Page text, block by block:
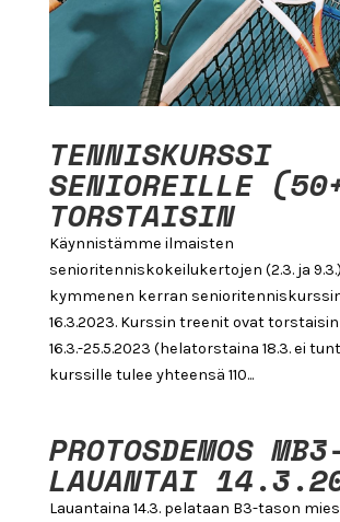
TENNISKURSSI
SENIOREILLE
TORSTAISIN
Käynnistämme ilmaisten
senioritenniskokeilukertojen (2.3. ja
kymmenen kerran
16.3.2023. Kurssin treenit ovat torstaisin
16.3.-25.5.2023 (helatorstaina 18.3. ei
kurssille tulee yhteensä 110...
PROTOSDEMOS
LAUANTAI
Lauantaina 14.3. pelataan B3-tason